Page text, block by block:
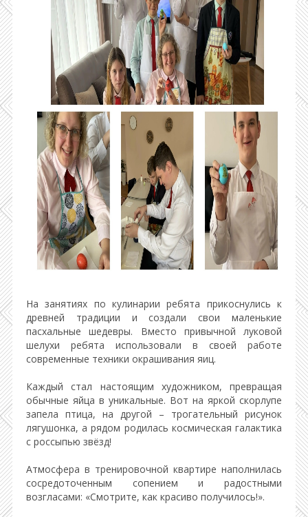
На занятиях по кулинарии ребята прикоснулись к
древней традиции и создали свои маленькие
пасхальные шедевры. Вместо привычной луковой
шелухи ребята использовали в своей работе
современные техники окрашивания яиц.
Каждый стал настоящим художником, превращая
обычные яйца в уникальные. Вот на яркой скорлупе
запела птица, на другой – трогательный рисунок
лягушонка, а рядом родилась космическая галактика
с россыпью звёзд!
Атмосфера в тренировочной квартире наполнилась
сосредоточенным сопением и радостными
возгласами: «Смотрите, как красиво получилось!».